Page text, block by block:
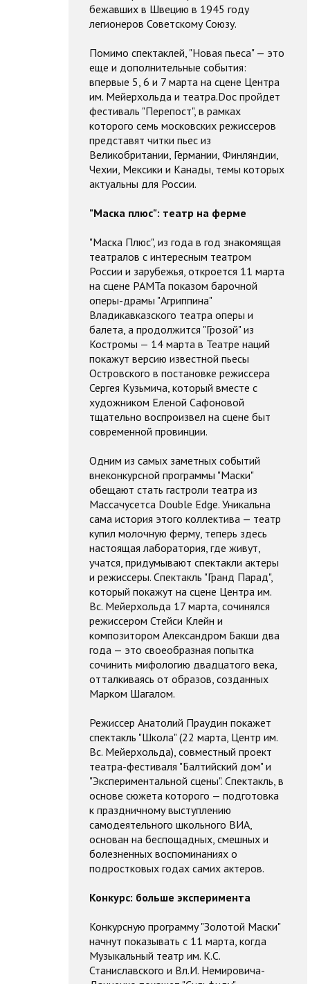
бежавших в Швецию в 1945 году
легионеров Советскому Союзу.
Помимо спектаклей, "Новая пьеса" — это
еще и дополнительные события:
впервые 5, 6 и 7 марта на сцене Центра
им. Мейерхольда и театра.Doc пройдет
фестиваль "Перепост", в рамках
которого семь московских режиссеров
представят читки пьес из
Великобритании, Германии, Финляндии,
Чехии, Мексики и Канады, темы которых
актуальны для России.
"Маска плюс": театр на ферме
"Маска Плюс", из года в год знакомящая
театралов с интересным театром
России и зарубежья, откроется 11 марта
на сцене РАМТа показом барочной
оперы-драмы "Агриппина"
Владикавказского театра оперы и
балета, а продолжится "Грозой" из
Костромы — 14 марта в Театре наций
покажут версию известной пьесы
Островского в постановке режиссера
Сергея Кузьмича, который вместе с
художником Еленой Сафоновой
тщательно воспроизвел на сцене быт
современной провинции.
Одним из самых заметных событий
внеконкурсной программы "Маски"
обещают стать гастроли театра из
Массачусетса Double Edge. Уникальна
сама история этого коллектива — театр
купил молочную ферму, теперь здесь
настоящая лаборатория, где живут,
учатся, придумывают спектакли актеры
и режиссеры. Спектакль "Гранд Парад",
который покажут на сцене Центра им.
Вс. Мейерхольда 17 марта, сочинялся
режиссером Стейси Клейн и
композитором Александром Бакши два
года — это своеобразная попытка
сочинить мифологию двадцатого века,
отталкиваясь от образов, созданных
Марком Шагалом.
Режиссер Анатолий Праудин покажет
спектакль "Школа" (22 марта, Центр им.
Вс. Мейерхольда), совместный проект
театра-фестиваля "Балтийский дом" и
"Экспериментальной сцены". Спектакль, в
основе сюжета которого — подготовка
к праздничному выступлению
самодеятельного школьного ВИА,
основан на беспощадных, смешных и
болезненных воспоминаниях о
подростковых годах самих актеров.
Конкурс: больше эксперимента
Конкурсную программу "Золотой Маски"
начнут показывать с 11 марта, когда
Музыкальный театр им. К.С.
Станиславского и Вл.И. Немировича-